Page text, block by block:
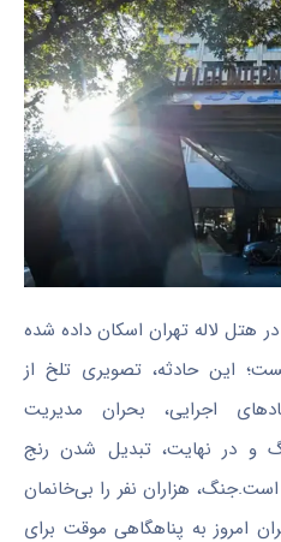
هتل لاله تهران اسکان داده شده
این حادثه، تصویری تلخ از
اجرایی، بحران مدیریت
و در نهایت، تبدیل شدن رنج
هزاران نفر را بی‌خانمان
امروز به پناهگاهی موقت برای